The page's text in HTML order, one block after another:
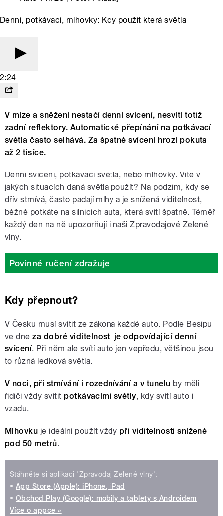
Denní, potkávací, mlhovky: Kdy použít která světla
2:24
V mlze a sněžení nestačí denní svícení, nesvítí totiž
zadní reflektory. Automatické přepínání na potkávací
světla často selhává. Za špatné svícení hrozí pokuta
až 2 tisíce.
Denní svícení, potkávací světla, nebo mlhovky. Víte v
jakých situacích daná světla použít? Na podzim, kdy se
dřív stmívá, často padají mlhy a je snížená viditelnost,
běžně potkáte na silnicích auta, která svítí špatně. Téměř
každý den na ně upozorňují i naši Zpravodajové Zelené
vlny.
Povinné ručení zdražuje
Kdy přepnout?
V Česku musí svítit ze zákona každé auto. Podle Besipu
ve dneza dobré viditelnosti je odpovídající denní
svícení. Při něm ale svítí auto jen vepředu, většinou jsou
to různá ledková světla.
V noci, při stmívání i rozednívání a v tunelu by měli
řidiči vždy svítit potkávacími světly, kdy svítí auto i
vzadu.
Mlhovku je ideální použít vždy při viditelnosti snížené
pod 50 metrů.
Stáhněte si aplikaci 'Zpravodaj Zelené vlny':
• App Store (Apple): iPhone, iPad
• Obchod Play (Google): mobily a tablety s Androidem
Více o appce »